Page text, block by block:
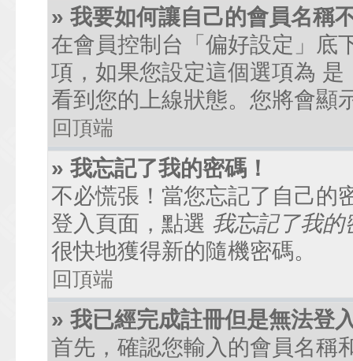
» 我要如何讓自己的會員名稱
在會員控制台「偏好設定」底
項，如果您設定這個選項為 是
看到您的上線狀態。您將會顯
回頂端
» 我忘記了我的密碼！
不必慌張！當您忘記了自己的
登入頁面，點選 我忘記了我的
很快地獲得新的隨機密碼。
回頂端
» 我已經完成註冊但是無法登
首先，確認您輸入的會員名稱